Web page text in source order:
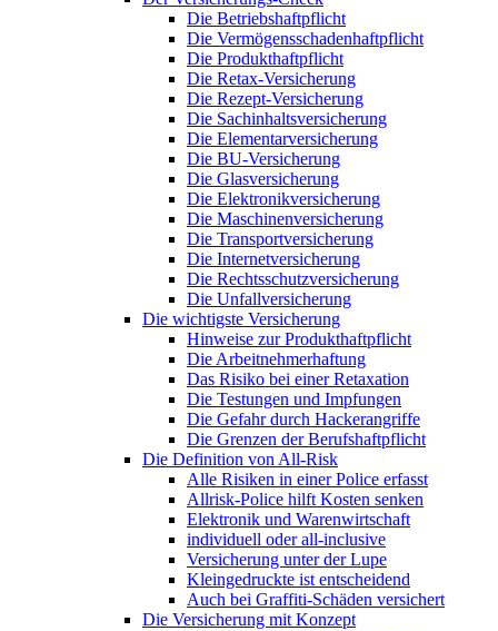
Die Betriebshaftpflicht
Die Vermögensschadenhaftpflicht
Die Produkthaftpflicht
Die Retax-Versicherung
Die Rezept-Versicherung
Die Sachinhaltsversicherung
Die Elementarversicherung
Die BU-Versicherung
Die Glasversicherung
Die Elektronikversicherung
Die Maschinenversicherung
Die Transportversicherung
Die Internetversicherung
Die Rechtsschutzversicherung
Die Unfallversicherung
Die wichtigste Versicherung
Hinweise zur Produkthaftpflicht
Die Arbeitnehmerhaftung
Das Risiko bei einer Retaxation
Die Testungen und Impfungen
Die Gefahr durch Hackerangriffe
Die Grenzen der Berufshaftpflicht
Die Definition von All-Risk
Alle Risiken in einer Police erfasst
Allrisk-Police hilft Kosten senken
Elektronik und Warenwirtschaft
individuell oder all-inclusive
Versicherung unter der Lupe
Kleingedruckte ist entscheidend
Auch bei Graffiti-Schäden versichert
Die Versicherung mit Konzept